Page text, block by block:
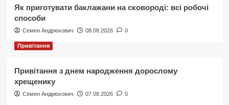
Як приготувати баклажани на сковороді: всі робочі
способи
Семен Андрюхович 08.08.2026 0
Привітання
Привітання з днем народження дорослому
хрещенику
Семен Андрюхович 07.08.2026 0